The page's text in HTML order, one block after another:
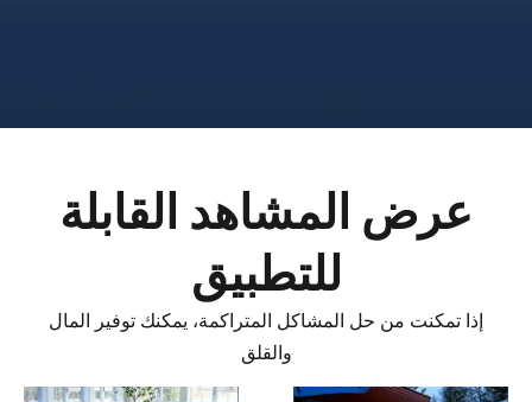
عرض المشاهد القابلة
للتطبيق
إذا تمكنت من حل المشاكل المتراكمة، يمكنك توفير المال
والقلق